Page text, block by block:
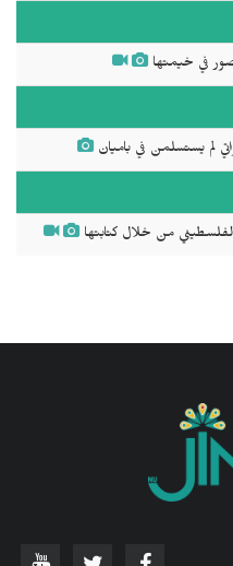
في خيمتها
لم يستسلمن في باميان
الفلسطيني من خلال كتابتها